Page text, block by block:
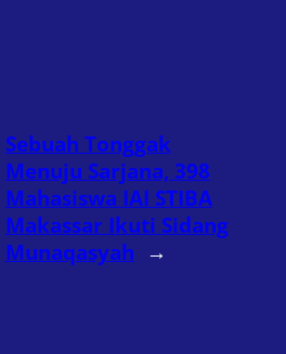
Sebuah Tonggak
Menuju Sarjana, 398
Mahasiswa IAI STIBA
Makassar Ikuti Sidang
Munaqasyah →